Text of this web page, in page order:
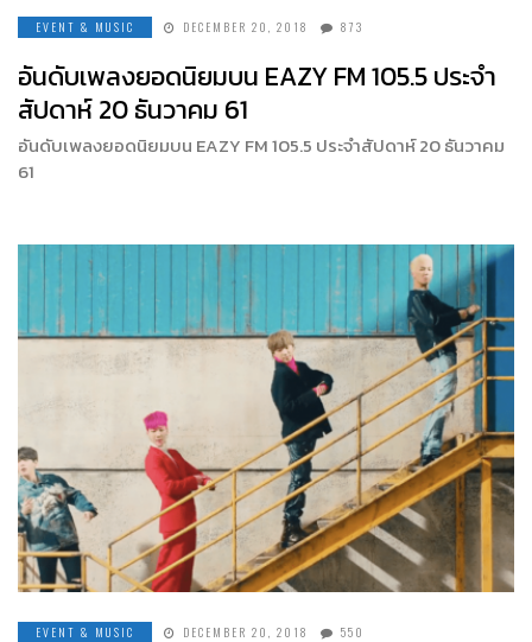
EVENT & MUSIC DECEMBER 20, 2018 873
อันดับเพลงยอดนิยมบน EAZY FM 105.5 ประจำ
สัปดาห์ 20 ธันวาคม 61
อันดับเพลงยอดนิยมบน EAZY FM 105.5 ประจำสัปดาห์ 20 ธันวาคม
61
EVENT & MUSIC DECEMBER 20, 2018 550